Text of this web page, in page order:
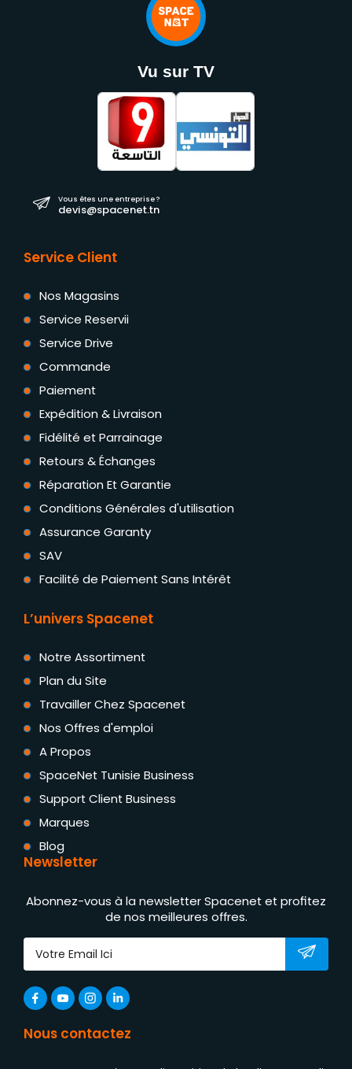
Vu sur TV
Vous êtes une entreprise ?
devis@spacenet.tn
Service Client
Nos Magasins
Service Reservii
Service Drive
Commande
Paiement
Expédition & Livraison
Fidélité et Parrainage
Retours & Échanges
Réparation Et Garantie
Conditions Générales d'utilisation
Assurance Garanty
SAV
Facilité de Paiement Sans Intérêt
L’univers Spacenet
Notre Assortiment
Plan du Site
Travailler Chez Spacenet
Nos Offres d'emploi
A Propos
SpaceNet Tunisie Business
Support Client Business
Marques
Blog
Newsletter
Abonnez-vous à la newsletter Spacenet et profitez
de nos meilleures offres.
Nous contactez